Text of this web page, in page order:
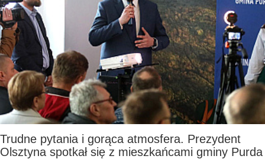
Trudne pytania i gorąca atmosfera. Prezydent
Olsztyna spotkał się z mieszkańcami gminy Purda